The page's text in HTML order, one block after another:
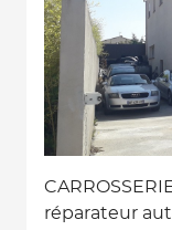
réparateur